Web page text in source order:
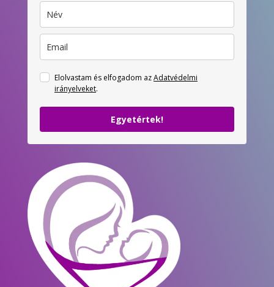
Elolvastam és elfogadom azAdatvédelmi
irányelveket.
Egyetértek!